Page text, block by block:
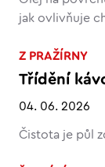
jak ovlivňuje
Z PRAŽÍRNY
Třídění
04. 06. 2026
Čistota je půl